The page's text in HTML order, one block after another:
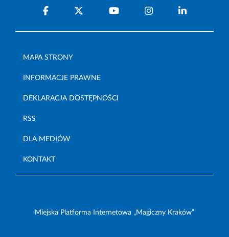
MAPA STRONY
INFORMACJE PRAWNE
DEKLARACJA DOSTĘPNOŚCI
RSS
DLA MEDIÓW
KONTAKT
Miejska Platforma Internetowa „Magiczny Kraków”